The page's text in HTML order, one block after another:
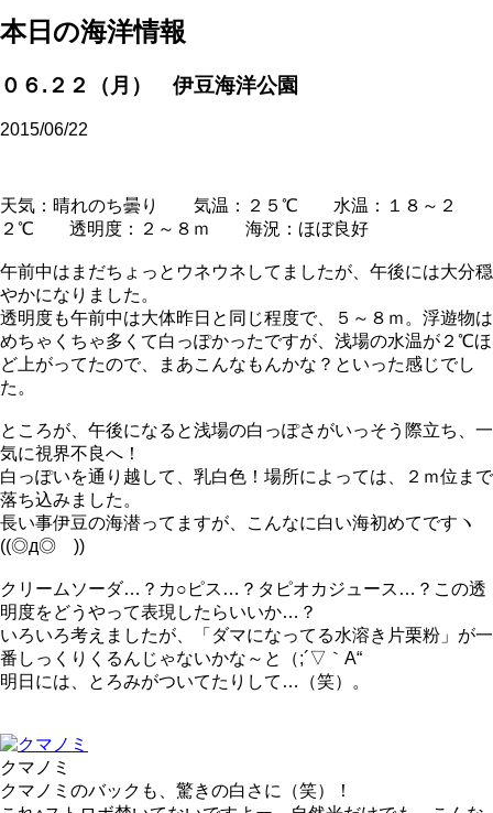
本日の海洋情報
０６.２２（月） 伊豆海洋公園
2015/06/22
天気：晴れのち曇り 気温：２５℃ 水温：１８～２
２℃ 透明度：２～８ｍ 海況：ほぼ良好
午前中はまだちょっとウネウネしてましたが、午後には大分穏
やかになりました。
透明度も午前中は大体昨日と同じ程度で、５～８ｍ。浮遊物は
めちゃくちゃ多くて白っぽかったですが、浅場の水温が２℃ほ
ど上がってたので、まあこんなもんかな？といった感じでし
た。
ところが、午後になると浅場の白っぽさがいっそう際立ち、一
気に視界不良へ！
白っぽいを通り越して、乳白色！場所によっては、２ｍ位まで
落ち込みました。
長い事伊豆の海潜ってますが、こんなに白い海初めてですヽ
((◎д◎ ))ゝ
クリームソーダ…？カ○ピス…？タピオカジュース…？この透
明度をどうやって表現したらいいか…？
いろいろ考えましたが、「ダマになってる水溶き片栗粉」が一
番しっくりくるんじゃないかな～と（;´▽｀A“
明日には、とろみがついてたりして…（笑）。
クマノミ
クマノミのバックも、驚きの白さに（笑）！